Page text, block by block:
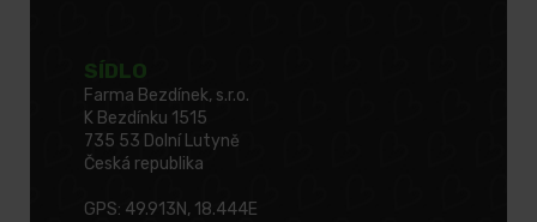
SÍDLO
Farma Bezdínek, s.r.o.
K Bezdínku 1515
735 53 Dolní Lutyně
Česká republika
GPS: 49.913N, 18.444E